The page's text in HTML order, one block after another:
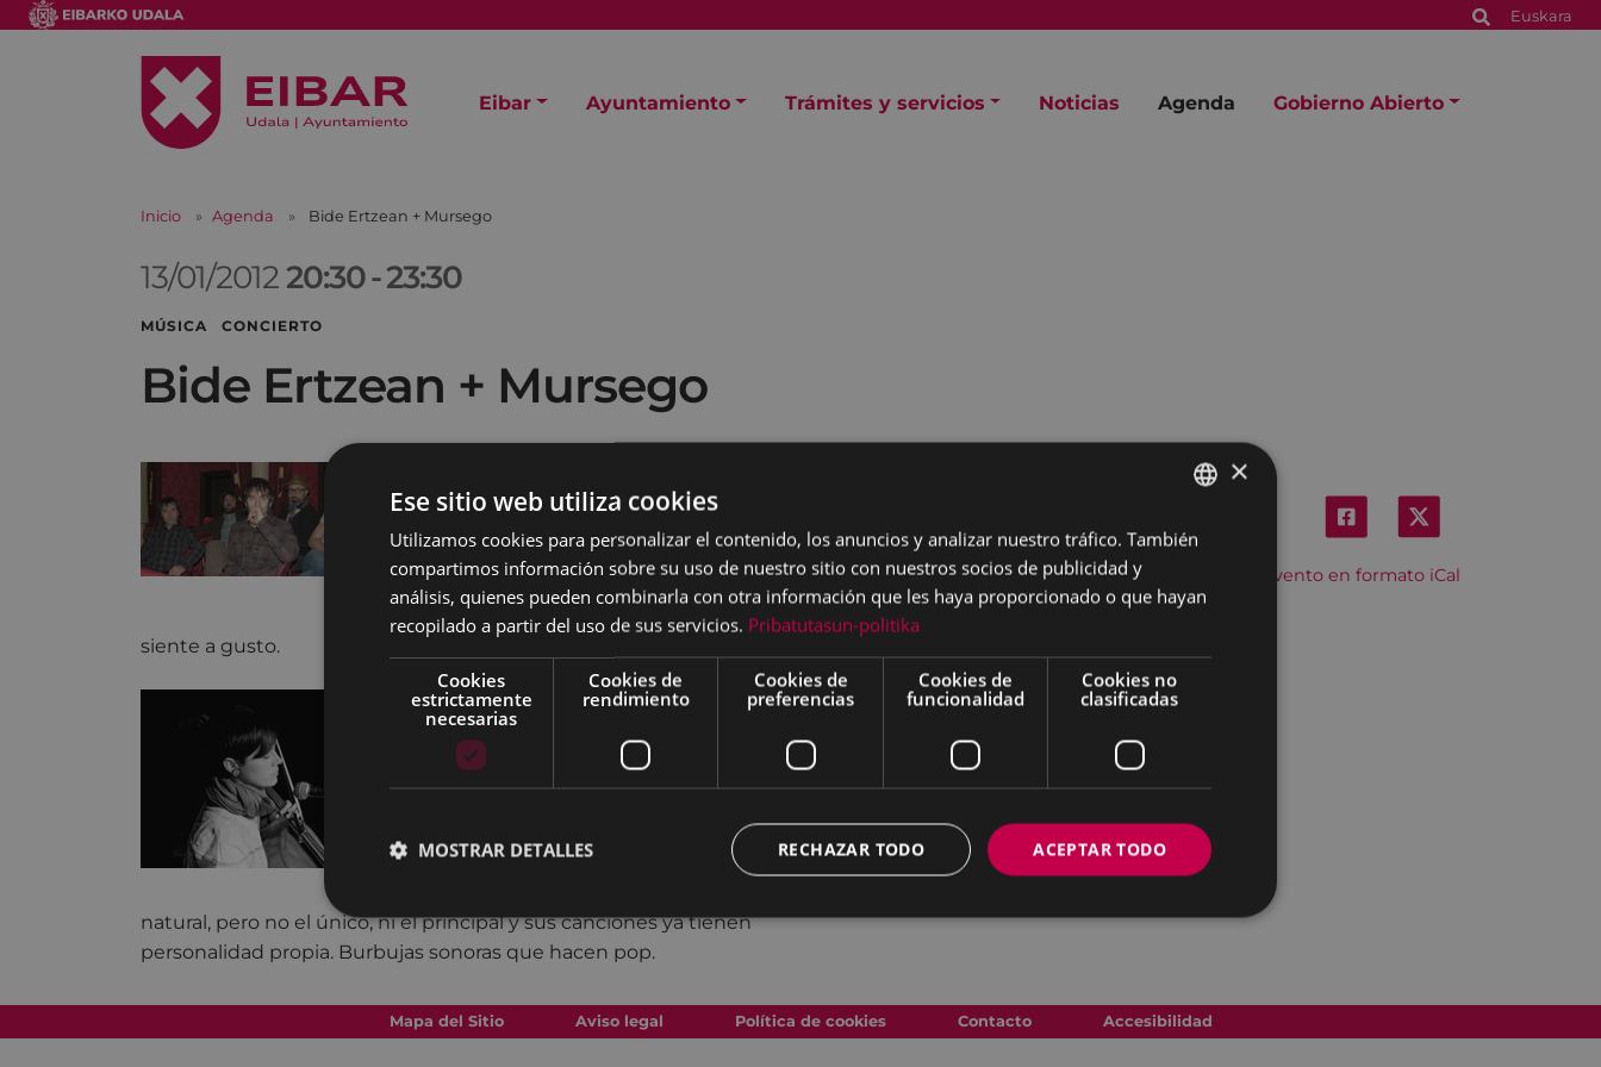
Euskara
Eibar Ayuntamiento Trámites y servicios Noticias Agenda Gobierno Abierto
Inicio Agenda Bide Ertzean + Mursego
13/01/201220:30-23:30
MÚSICA CONCIERTO
Bide Ertzean + Mursego
Descargar el evento en formato iCal
primeros discos de Bide Ertzean hasta
que en el año 2000 se sumergen en
sonidos mas rockeros, demostrando
que en otro tipo de tesituras
musicales, Bide Ertzean también se
siente a gusto.
Mursego = Maite Arroitajauregi =
Mursego = cello, loop station, platillos
chinos, chiflo, pandereta, organillo,
palmas, rimas, coros y danzas.
Arroitajauregi el chelo permanece,
natural, pero no el único, ni el principal y sus canciones ya tienen
personalidad propia. Burbujas sonoras que hacen pop.
Mapa del Sitio Aviso legal Política de cookies Contacto Accesibilidad
BASQUE
×
Ese sitio web utiliza cookies
Utilizamos cookies para personalizar el contenido, los anuncios y analizar nuestro tráfico. También
compartimos información sobre su uso de nuestro sitio con nuestros socios de publicidad y
análisis, quienes pueden combinarla con otra información que les haya proporcionado o que hayan
recopilado a partir del uso de sus servicios. Pribatutasun-politika
Cookies
estrictamente
necesarias
Cookies de
rendimiento
Cookies de
preferencias
Cookies de
funcionalidad
Cookies no
clasificadas
ACEPTAR TODO
RECHAZAR TODO
MOSTRAR DETALLES